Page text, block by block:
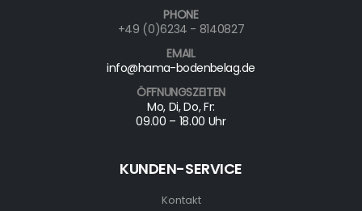
PHONE
+49 (0)6234 - 8140827
EMAIL
info@hama-bodenbelag.de
ÖFFNUNGSZEITEN
Mo, Di, Do, Fr:
09.00 – 18.00 Uhr
KUNDEN-SERVICE
Kontakt